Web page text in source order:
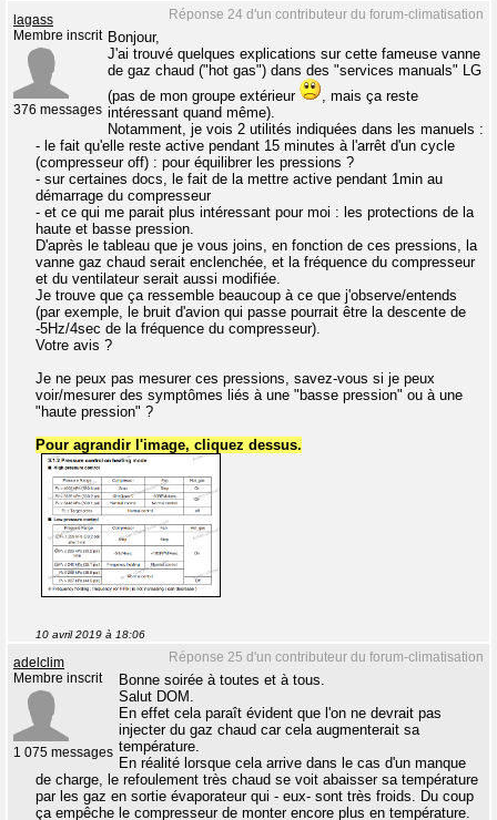
Réponse 24 d'un contributeur du forum-climatisation
lagass
Membre inscrit
376 messages
Bonjour,
J'ai trouvé quelques explications sur cette fameuse vanne
de gaz chaud ("hot gas") dans des "services manuals" LG
(pas de mon groupe extérieur
, mais ça reste
intéressant quand même).
Notamment, je vois 2 utilités indiquées dans les manuels :
- le fait qu'elle reste active pendant 15 minutes à l'arrêt d'un cycle
(compresseur off) : pour équilibrer les pressions ?
- sur certaines docs, le fait de la mettre active pendant 1min au
démarrage du compresseur
- et ce qui me parait plus intéressant pour moi : les protections de la
haute et basse pression.
D'après le tableau que je vous joins, en fonction de ces pressions, la
vanne gaz chaud serait enclenchée, et la fréquence du compresseur
et du ventilateur serait aussi modifiée.
Je trouve que ça ressemble beaucoup à ce que j'observe/entends
(par exemple, le bruit d'avion qui passe pourrait être la descente de
-5Hz/4sec de la fréquence du compresseur).
Votre avis ?
Je ne peux pas mesurer ces pressions, savez-vous si je peux
voir/mesurer des symptômes liés à une "basse pression" ou à une
"haute pression" ?
Pour agrandir l'image, cliquez dessus.
10 avril 2019 à 18:06
Réponse 25 d'un contributeur du forum-climatisation
adelclim
Membre inscrit
1 075 messages
Bonne soirée à toutes et à tous.
Salut DOM.
En effet cela paraît évident que l'on ne devrait pas
injecter du gaz chaud car cela augmenterait sa
température.
En réalité lorsque cela arrive dans le cas d'un manque
de charge, le refoulement très chaud se voit abaisser sa température
par les gaz en sortie évaporateur qui - eux- sont très froids. Du coup
ça empêche le compresseur de monter encore plus en température.